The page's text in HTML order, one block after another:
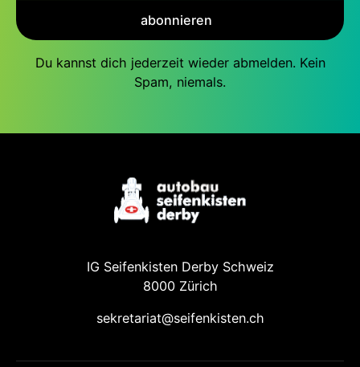
abonnieren
Du kannst dich jederzeit wieder abmelden. Kein
Spam, niemals.
IG Seifenkisten Derby Schweiz
8000 Zürich
sekretariat@seifenkisten.ch